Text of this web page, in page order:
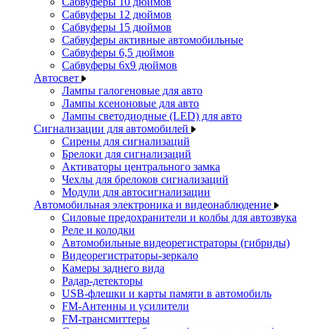
Сабвуферы 12 дюймов
Сабвуферы 15 дюймов
Сабвуферы активные автомобильные
Сабвуферы 6,5 дюймов
Сабвуферы 6x9 дюймов
Автосвет
Лампы галогеновые для авто
Лампы ксеноновые для авто
Лампы светодиодные (LED) для авто
Сигнализации для автомобилей
Сирены для сигнализаций
Брелоки для сигнализаций
Активаторы центрального замка
Чехлы для брелоков сигнализаций
Модули для автосигнализации
Автомобильная электроника и видеонаблюдение
Силовые предохранители и колбы для автозвука
Реле и колодки
Автомобильные видеорегистраторы (гибриды)
Видеорегистраторы-зеркало
Камеры заднего вида
Радар-детекторы
USB-флешки и карты памяти в автомобиль
FM-Антенны и усилители
FM-трансмиттеры